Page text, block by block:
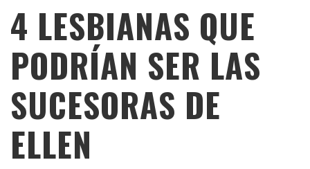
4 LESBIANAS QUE
PODRÍAN SER LAS
SUCESORAS DE
ELLEN